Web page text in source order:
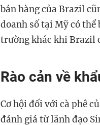
bán hàng của Brazil
doanh số tại Mỹ có
trường khác khi Brazil
Rào cản về
Cơ hội đối với cà phê
đánh giá từ lãnh đạo